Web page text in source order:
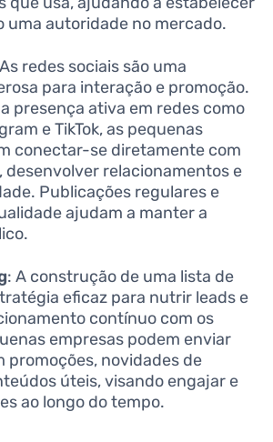
uma autoridade no mercado.
redes sociais são uma
para interação e promoção.
presença ativa em redes como
e TikTok, as pequenas
conectar-se diretamente com
desenvolver relacionamentos e
Publicações regulares e
ajudam a manter a
: A construção de uma lista de
eficaz para nutrir leads e
contínuo com os
empresas podem enviar
promoções, novidades de
úteis, visando engajar e
ao longo do tempo.